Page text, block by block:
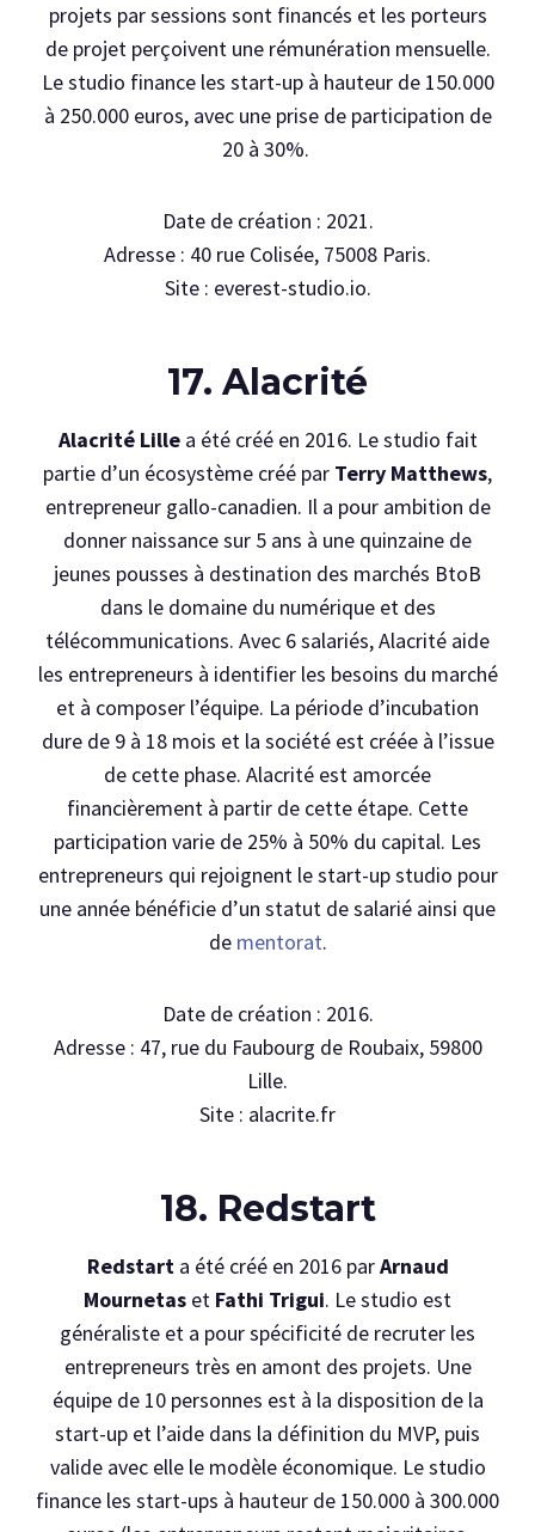
projets par sessions sont financés et les porteurs
de projet perçoivent une rémunération mensuelle.
Le studio finance les start-up à hauteur de 150.000
à 250.000 euros, avec une prise de participation de
20 à 30%.
Date de création : 2021.
Adresse : 40 rue Colisée, 75008 Paris.
Site : everest-studio.io.
17. Alacrité
Alacrité Lille a été créé en 2016. Le studio fait
partie d’un écosystème créé par Terry Matthews,
entrepreneur gallo-canadien. Il a pour ambition de
donner naissance sur 5 ans à une quinzaine de
jeunes pousses à destination des marchés BtoB
dans le domaine du numérique et des
télécommunications. Avec 6 salariés, Alacrité aide
les entrepreneurs à identifier les besoins du marché
et à composer l’équipe. La période d’incubation
dure de 9 à 18 mois et la société est créée à l’issue
de cette phase. Alacrité est amorcée
financièrement à partir de cette étape. Cette
participation varie de 25% à 50% du capital. Les
entrepreneurs qui rejoignent le start-up studio pour
une année bénéficie d’un statut de salarié ainsi que
de mentorat.
Date de création : 2016.
Adresse : 47, rue du Faubourg de Roubaix, 59800
Lille.
Site : alacrite.fr
18. Redstart
Redstart a été créé en 2016 parArnaud
Mournetas et Fathi Trigui. Le studio est
généraliste et a pour spécificité de recruter les
entrepreneurs très en amont des projets. Une
équipe de 10 personnes est à la disposition de la
start-up et l’aide dans la définition du MVP, puis
valide avec elle le modèle économique. Le studio
finance les start-ups à hauteur de 150.000 à 300.000